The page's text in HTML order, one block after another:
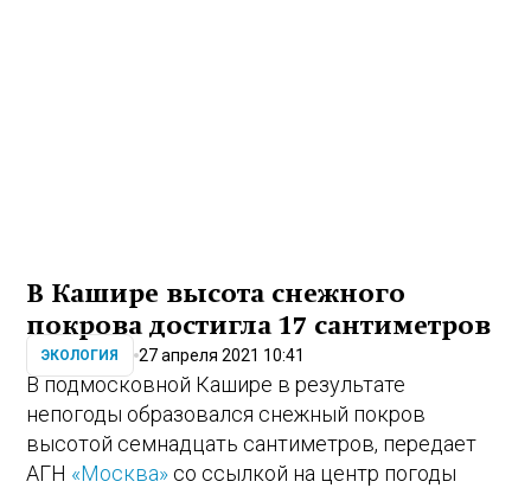
В Кашире высота снежного
покрова достигла 17 сантиметров
ЭКОЛОГИЯ 27 апреля 2021 10:41
В подмосковной Кашире в результате
непогоды образовался снежный покров
высотой семнадцать сантиметров, передает
АГН «Москва» со ссылкой на центр погоды